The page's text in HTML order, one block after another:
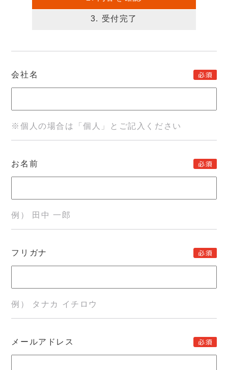
3. 受付完了
会社名
※個人の場合は「個人」とご記入ください
お名前
例） 田中 一郎
フリガナ
例） タナカ イチロウ
メールアドレス